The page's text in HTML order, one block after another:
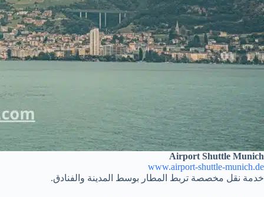
Airport Shuttle Munich
www.airport-shuttle-munich.de
خدمة نقل مخصصة تربط المطار بوسط المدينة والفنادق.